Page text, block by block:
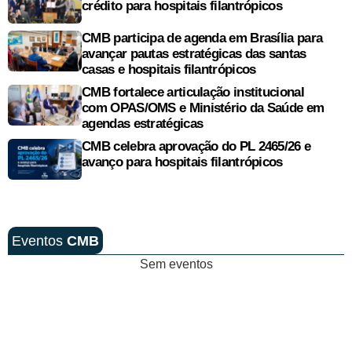
crédito para hospitais filantrópicos
CMB participa de agenda em Brasília para
avançar pautas estratégicas das santas
casas e hospitais filantrópicos
CMB fortalece articulação institucional
com OPAS/OMS e Ministério da Saúde em
agendas estratégicas
CMB celebra aprovação do PL 2465/26 e
avanço para hospitais filantrópicos
Eventos CMB
Sem eventos